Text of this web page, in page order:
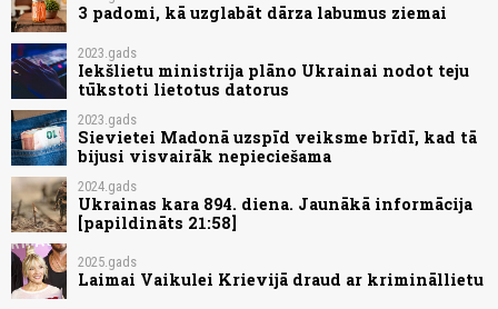
3 padomi, kā uzglabāt dārza labumus ziemai
2023.gads
Iekšlietu ministrija plāno Ukrainai nodot teju
tūkstoti lietotus datorus
2023.gads
Sievietei Madonā uzspīd veiksme brīdī, kad tā
bijusi visvairāk nepieciešama
2024.gads
Ukrainas kara 894. diena. Jaunākā informācija
[papildināts 21:58]
2025.gads
Laimai Vaikulei Krievijā draud ar krimināllietu